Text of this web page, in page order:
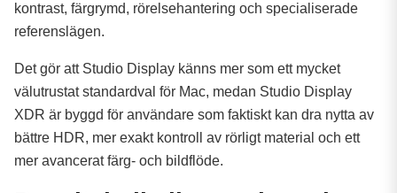
kontrast, färgrymd, rörelsehantering och specialiserade
referenslägen.
Det gör att Studio Display känns mer som ett mycket
välutrustat standardval för Mac, medan Studio Display
XDR är byggd för användare som faktiskt kan dra nytta av
bättre HDR, mer exakt kontroll av rörligt material och ett
mer avancerat färg- och bildflöde.